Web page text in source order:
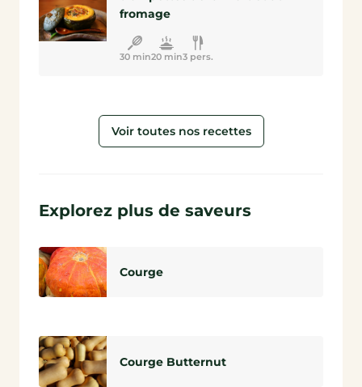
fromage
30 min20 min3 pers.
Voir toutes nos recettes
Explorez plus de saveurs
Courge
Courge Butternut